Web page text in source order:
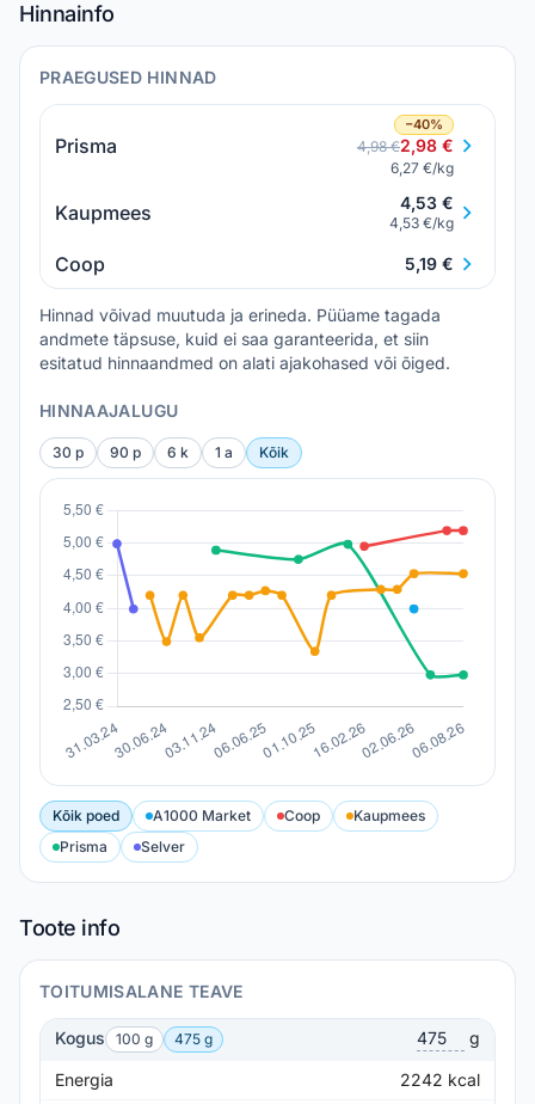
Hinnainfo
PRAEGUSED HINNAD
Prisma
−40%
4,98 €2,98 €
6,27 €/kg
Kaupmees 4,53 €
4,53 €/kg
Coop 5,19 €
Hinnad võivad muutuda ja erineda. Püüame tagada
andmete täpsuse, kuid ei saa garanteerida, et siin
esitatud hinnaandmed on alati ajakohased või õiged.
HINNAAJALUGU
30 p 90 p 6 k 1 a Kõik
Kõik poed A1000 Market Coop
Kaupmees
Prisma
Selver
Toote info
TOITUMISALANE TEAVE
Kogus 100 g 475 g g
Energia 2242 kcal